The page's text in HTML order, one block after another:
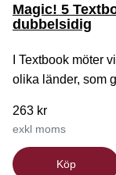
Magic! 5
dubbelsidig
I Textbook möter
olika länder, som
263 kr
exkl moms
Köp